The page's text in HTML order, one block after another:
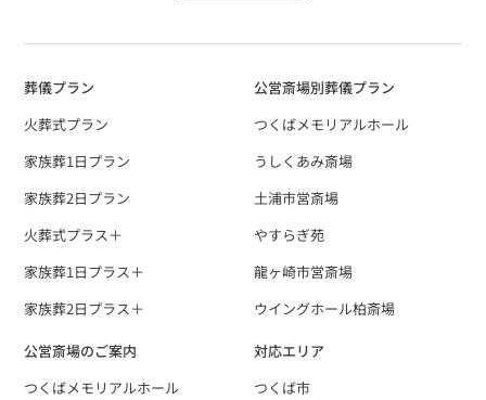
葬儀プラン
火葬式プラン
家族葬1日プラン
家族葬2日プラン
火葬式プラス＋
家族葬1日プラス＋
家族葬2日プラス＋
公営斎場別葬儀プラン
つくばメモリアルホール
うしくあみ斎場
土浦市営斎場
やすらぎ苑
龍ヶ崎市営斎場
ウイングホール柏斎場
公営斎場のご案内
つくばメモリアルホール
対応エリア
つくば市